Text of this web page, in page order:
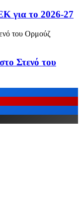
για το 2026-27
Στενό του